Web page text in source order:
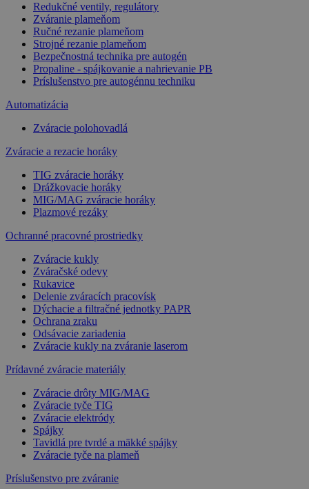
Redukčné ventily, regulátory
Zváranie plameňom
Ručné rezanie plameňom
Strojné rezanie plameňom
Bezpečnostná technika pre autogén
Propaline - spájkovanie a nahrievanie PB
Príslušenstvo pre autogénnu techniku
Automatizácia
Zváracie polohovadlá
Zváracie a rezacie horáky
TIG zváracie horáky
Drážkovacie horáky
MIG/MAG zváracie horáky
Plazmové rezáky
Ochranné pracovné prostriedky
Zváracie kukly
Zváračské odevy
Rukavice
Delenie zváracích pracovísk
Dýchacie a filtračné jednotky PAPR
Ochrana zraku
Odsávacie zariadenia
Zváracie kukly na zváranie laserom
Prídavné zváracie materiály
Zváracie drôty MIG/MAG
Zváracie tyče TIG
Zváracie elektródy
Spájky
Tavidlá pre tvrdé a mäkké spájky
Zváracie tyče na plameň
Príslušenstvo pre zváranie